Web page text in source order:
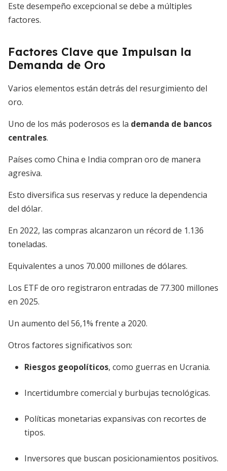
Este desempeño excepcional se debe a múltiples
factores.
Factores Clave que Impulsan la
Demanda de Oro
Varios elementos están detrás del resurgimiento del
oro.
Uno de los más poderosos es la demanda de bancos
centrales.
Países como China e India compran oro de manera
agresiva.
Esto diversifica sus reservas y reduce la dependencia
del dólar.
En 2022, las compras alcanzaron un récord de 1.136
toneladas.
Equivalentes a unos 70.000 millones de dólares.
Los ETF de oro registraron entradas de 77.300 millones
en 2025.
Un aumento del 56,1% frente a 2020.
Otros factores significativos son:
Riesgos geopolíticos, como guerras en Ucrania.
Incertidumbre comercial y burbujas tecnológicas.
Políticas monetarias expansivas con recortes de
tipos.
Inversores que buscan posicionamientos positivos.